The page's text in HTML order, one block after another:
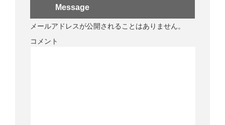
Message
メールアドレスが公開されることはありません。
コメント